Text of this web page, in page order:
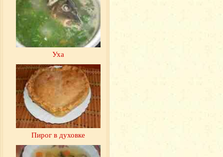
Уха
Пирог в духовке